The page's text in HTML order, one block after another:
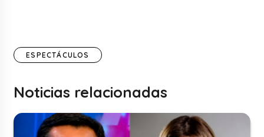
ESPECTÁCULOS
Noticias relacionadas